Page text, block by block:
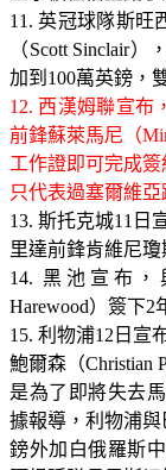
11. 英冠球隊斯旺
（Scott Sinclair
加到100萬英鎊，
12. 西漢姆聯宣布
前鋒蘇萊馬尼（
工作證即可完成
只代表過塞爾維
13. 斯托克城11日
里達前鋒肯維尼瓊
14. 黑池宣布
Harewood）簽下2
15. 利物浦12日宣
鮑爾森（Christian
是為了即將失去馬
據報導，利物浦
鎊外加白俄羅斯